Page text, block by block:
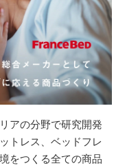
アの分野で研究開発
トレス、ベッドフレ
をつくる全ての商品